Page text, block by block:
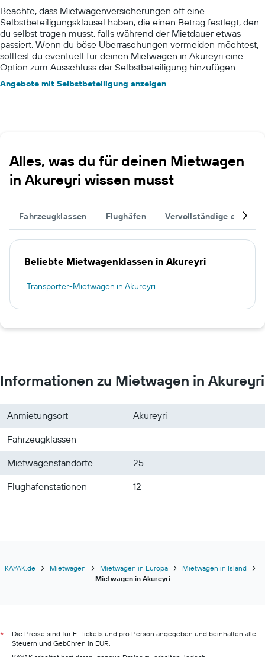
Beachte, dass Mietwagenversicherungen oft eine
Selbstbeteiligungsklausel haben, die einen Betrag festlegt, den
du selbst tragen musst, falls während der Mietdauer etwas
passiert. Wenn du böse Überraschungen vermeiden möchtest,
solltest du eventuell für deinen Mietwagen in Akureyri eine
Option zum Ausschluss der Selbstbeteiligung hinzufügen.
Angebote mit Selbstbeteiligung anzeigen
Alles, was du für deinen Mietwagen
in Akureyri wissen musst
Fahrzeugklassen Flughäfen Vervollständige deinen
Beliebte Mietwagenklassen in Akureyri
Transporter-Mietwagen in Akureyri
Informationen zu Mietwagen in Akureyri
Anmietungsort
Akureyri
Fahrzeugklassen
Mietwagenstandorte
25
Flughafenstationen
12
KAYAK.de Mietwagen Mietwagen in Europa
Mietwagen in Island
Mietwagen in Akureyri
*
Die Preise sind für E-Tickets und pro Person angegeben und beinhalten alle
Steuern und Gebühren in EUR.